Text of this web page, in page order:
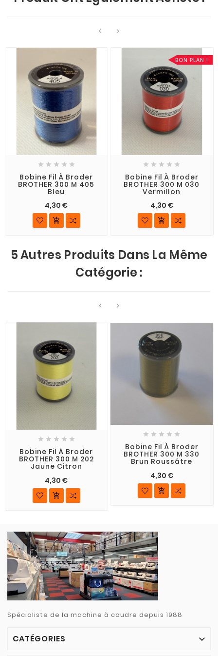
 
    
Bobine Fil À Broder
BROTHER 300 M 405
Bleu
4,30 €

BON PLAN !
    
Bobine Fil À Broder
BROTHER 300 M 030
Vermillon
4,30 €

5 Autres Produits Dans La Même
Catégorie :
 
    
Bobine Fil À Broder
BROTHER 300 M 202
Jaune Citron
4,30 €

    
Bobine Fil À Broder
BROTHER 300 M 330
Brun Roussâtre
4,30 €

Spécialiste de la machine à coudre depuis 1988
CATÉGORIES 